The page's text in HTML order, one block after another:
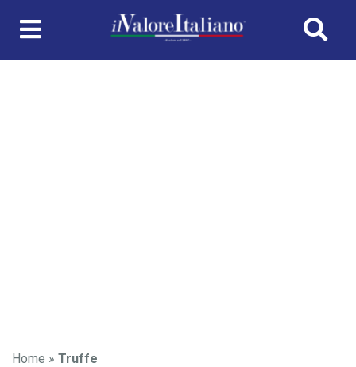
Home » Truffe